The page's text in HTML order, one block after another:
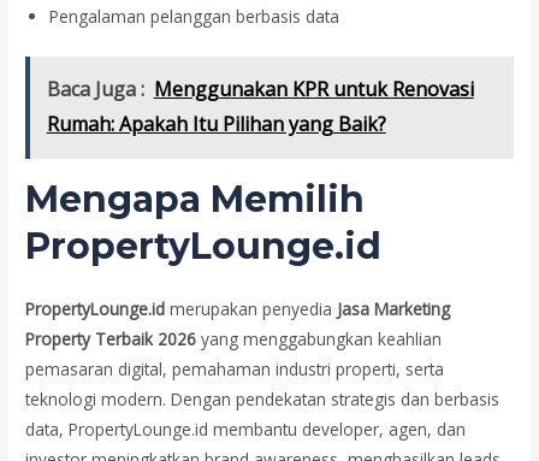
Pengalaman pelanggan berbasis data
Baca Juga : Menggunakan KPR untuk Renovasi
Rumah: Apakah Itu Pilihan yang Baik?
Mengapa Memilih
PropertyLounge.id
PropertyLounge.id merupakan penyedia Jasa Marketing
Property Terbaik 2026 yang menggabungkan keahlian
pemasaran digital, pemahaman industri properti, serta
teknologi modern. Dengan pendekatan strategis dan berbasis
data, PropertyLounge.id membantu developer, agen, dan